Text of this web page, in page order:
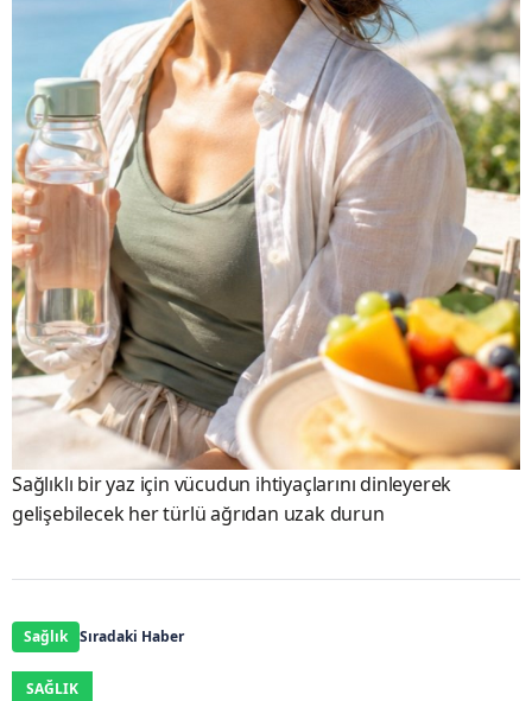
Sağlıklı bir yaz için vücudun ihtiyaçlarını dinleyerek
gelişebilecek her türlü ağrıdan uzak durun
Sağlık Sıradaki Haber
SAĞLIK